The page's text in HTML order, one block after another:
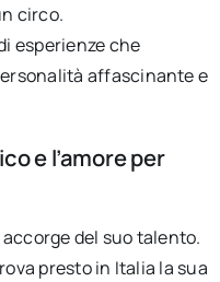
circo.
esperienze che
affascinante e
e l’amore per
del suo talento.
presto in Italia la sua